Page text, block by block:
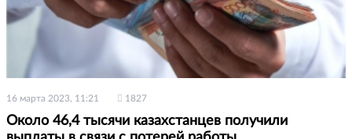
16 марта 2023, 11:21 1827
Около 46,4 тысячи казахстанцев получили